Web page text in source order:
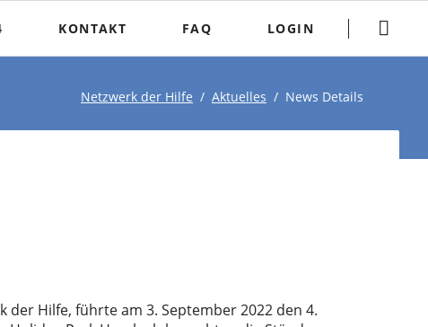
überspringen
KONTAKT FAQ LOGIN
Netzwerk der Hilfe Aktuelles News Details
Hilfe, führte am 3. September 2022 den 4.